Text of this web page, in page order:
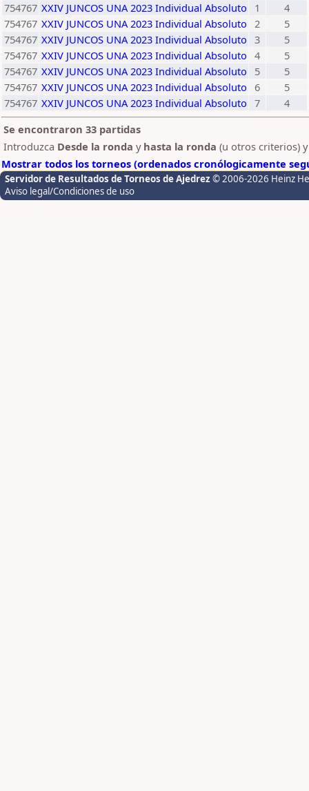
754767 XXIV JUNCOS UNA 2023 Individual Absoluto 1
4
754767 XXIV JUNCOS UNA 2023 Individual Absoluto 2
5
754767 XXIV JUNCOS UNA 2023 Individual Absoluto 3
5
754767 XXIV JUNCOS UNA 2023 Individual Absoluto 4
5
754767 XXIV JUNCOS UNA 2023 Individual Absoluto 5
5
754767 XXIV JUNCOS UNA 2023 Individual Absoluto 6
5
754767 XXIV JUNCOS UNA 2023 Individual Absoluto 7
4
Se encontraron 33 partidas
Introduzca Desde la ronda y hasta la ronda (u otros criterios)
Mostrar todos los torneos (ordenados cronólogicamente
Servidor de Resultados de Torneos de Ajedrez © 2006-2026 Heinz
Aviso legal/Condiciones de uso